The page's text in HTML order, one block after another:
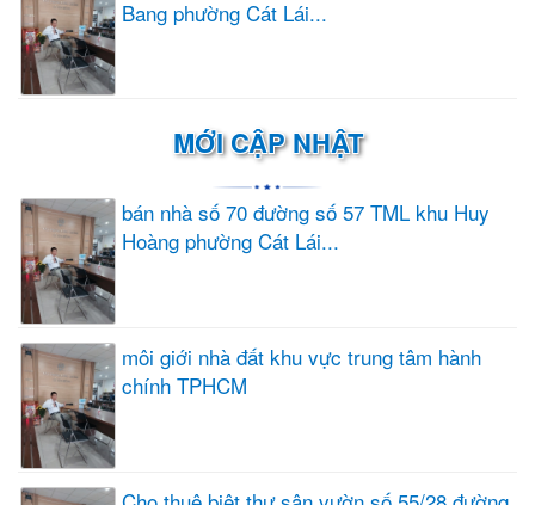
Bang phường Cát Lái...
MỚI CẬP NHẬT
bán nhà số 70 đường số 57 TML khu Huy
Hoàng phường Cát Lái...
môi giới nhà đất khu vực trung tâm hành
chính TPHCM